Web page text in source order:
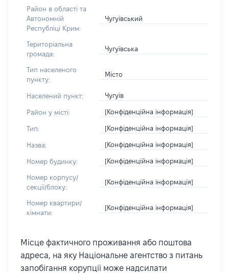
Район в області та
Автономній
Республіці Крим:
Чугуївський
Територіальна
громада:
Чугуївська
Тип населеного
пункту:
Місто
Населений пункт: Чугуїв
Район у місті: [Конфіденційна інформація]
Тип: [Конфіденційна інформація]
Назва: [Конфіденційна інформація]
Номер будинку: [Конфіденційна інформація]
Номер корпусу/
секції/блоку:
[Конфіденційна інформація]
Номер квартири/
кімнати:
[Конфіденційна інформація]
Місце фактичного проживання або поштова
адреса, на яку Національне агентство з питань
запобігання корупції може надсилати